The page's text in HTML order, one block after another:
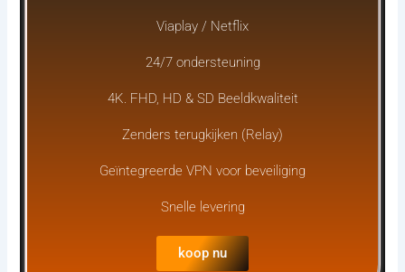
Viaplay / Netflix
24/7 ondersteuning
4K. FHD, HD & SD Beeldkwaliteit
Zenders terugkijken (Relay)
Geïntegreerde VPN voor beveiliging
Snelle levering
koop nu